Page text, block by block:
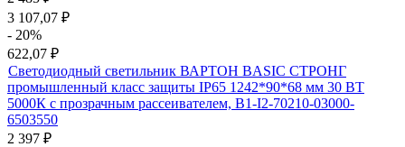
3 107,07 ₽
- 20%
622,07 ₽
Светодиодный светильник ВАРТОН BASIC СТРОНГ
промышленный класс защиты IP65 1242*90*68 мм 30 ВТ
5000К с прозрачным рассеивателем, B1-I2-70210-03000-
6503550
2 397 ₽